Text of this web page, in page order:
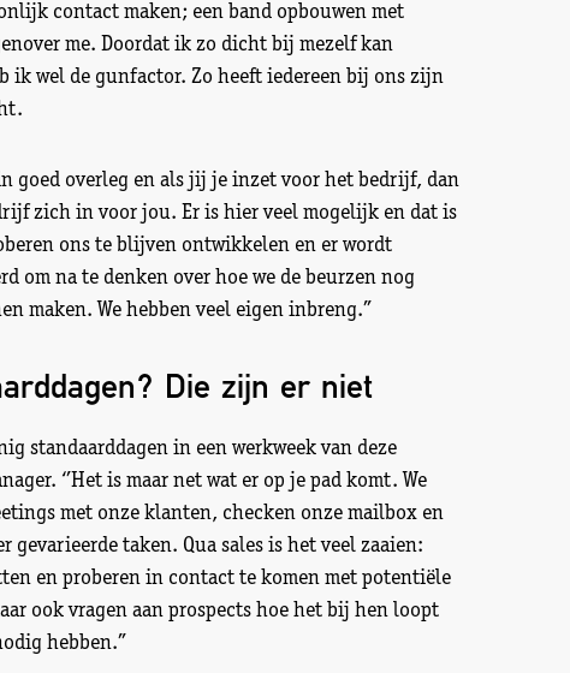
contact maken; een band opbouwen met
me. Doordat ik zo dicht bij mezelf kan
ik wel de gunfactor. Zo heeft iedereen bij ons zijn
goed overleg en als jij je inzet voor het bedrijf, dan
zich in voor jou. Er is hier veel mogelijk en dat is
ons te blijven ontwikkelen en er wordt
om na te denken over hoe we de beurzen nog
maken. We hebben veel eigen inbreng.’’
Die zijn er niet
standaarddagen in een werkweek van deze
‘’Het is maar net wat er op je pad komt. We
met onze klanten, checken onze mailbox en
gevarieerde taken. Qua sales is het veel zaaien:
en proberen in contact te komen met potentiële
ook vragen aan prospects hoe het bij hen loopt
hebben.’’